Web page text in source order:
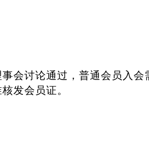
会讨论通过，普通会员入会
发会员证。